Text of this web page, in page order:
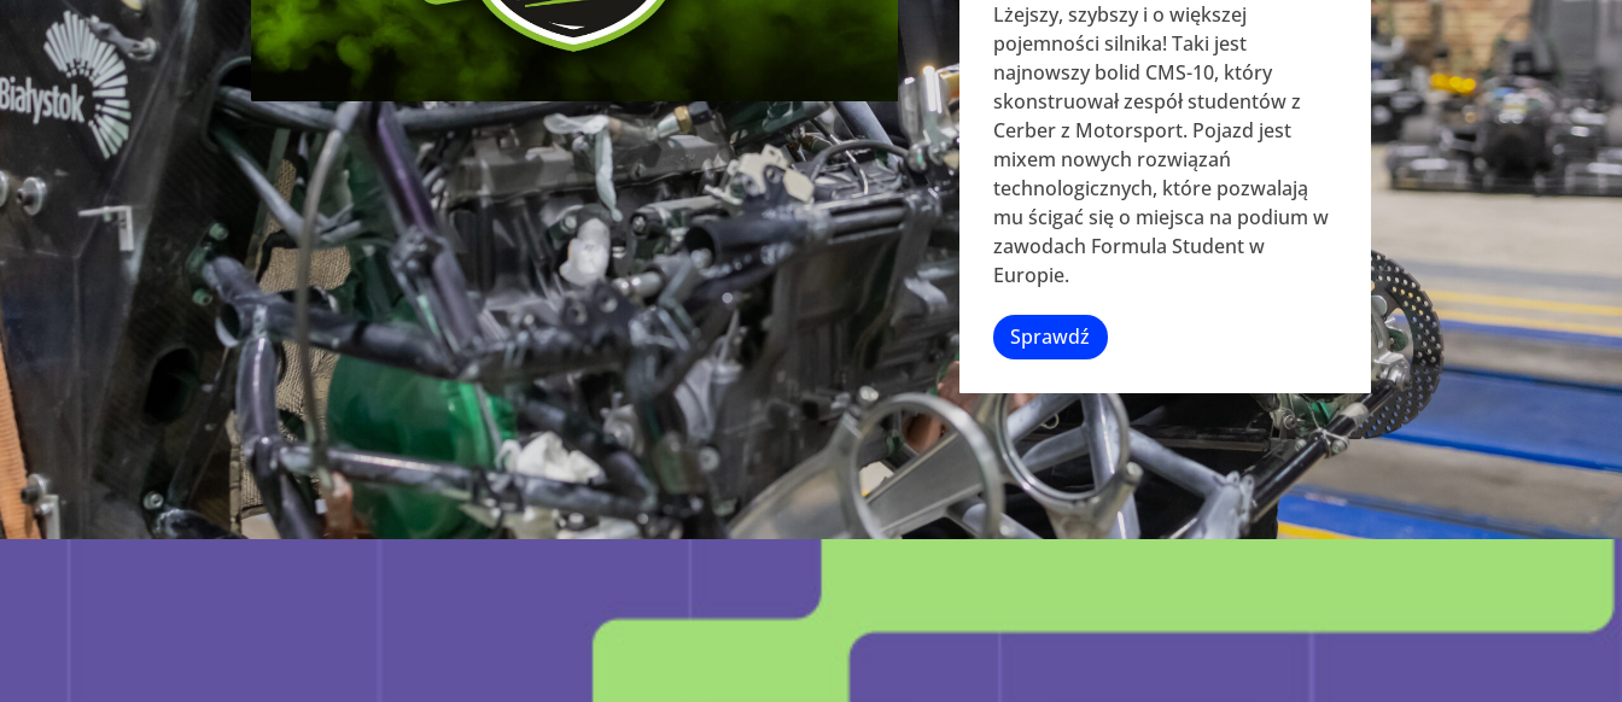
Lżejszy, szybszy i o większej
pojemności silnika! Taki jest
najnowszy bolid CMS-10, który
skonstruował zespół studentów z
Cerber z Motorsport. Pojazd jest
mixem nowych rozwiązań
technologicznych, które pozwalają
mu ścigać się o miejsca na podium w
zawodach Formula Student w
Europie.
Sprawdź